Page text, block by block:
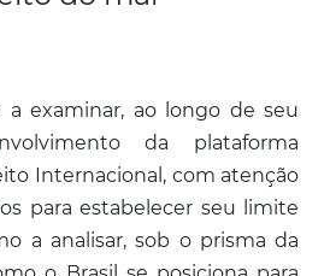
examinar, ao longo de seu
da plataforma
Internacional, com atenção
para estabelecer seu limite
a analisar, sob o prisma da